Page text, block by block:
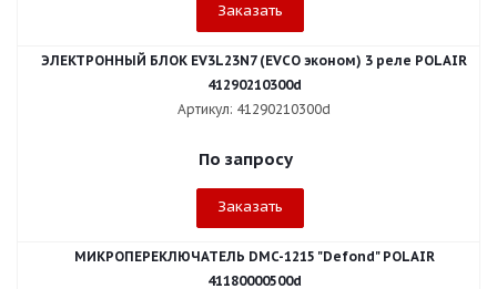
Заказать
ЭЛЕКТРОННЫЙ БЛОК EV3L23N7 (EVCO эконом) 3 реле POLAIR
41290210300d
Артикул: 41290210300d
По запросу
Заказать
МИКРОПЕРЕКЛЮЧАТЕЛЬ DMC-1215 "Defond" POLAIR
41180000500d